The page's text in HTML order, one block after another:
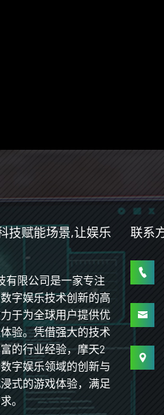
技赋能场景,让娱乐
有限公司是一家专注
字娱乐技术创新的高
于为全球用户提供优
验。凭借强大的技术
的行业经验，摩天2
字娱乐领域的创新与
式的游戏体验，满足
。
联系